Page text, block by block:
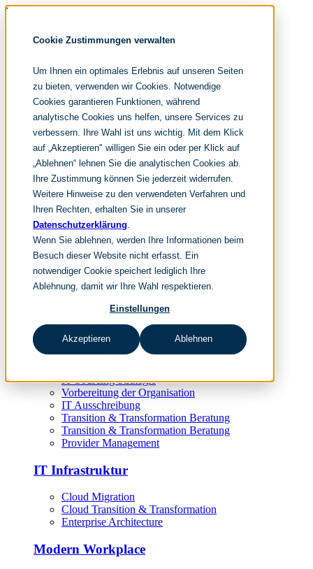
Cookie Zustimmungen verwalten
Um Ihnen ein optimales Erlebnis auf unseren Seiten
zu bieten, verwenden wir Cookies. Notwendige
Cookies garantieren Funktionen, während
analytische Cookies uns helfen, unsere Services zu
verbessern. Ihre Wahl ist uns wichtig. Mit dem Klick
auf „Akzeptieren" willigen Sie ein oder per Klick auf
„Ablehnen“ lehnen Sie die analytischen Cookies ab.
Ihre Zustimmung können Sie jederzeit widerrufen.
Weitere Hinweise zu den verwendeten Verfahren und
Ihren Rechten, erhalten Sie in unserer
Datenschutzerklärung.
Wenn Sie ablehnen, werden Ihre Informationen beim
Besuch dieser Website nicht erfasst. Ein
notwendiger Cookie speichert lediglich Ihre
Ablehnung, damit wir Ihre Wahl respektieren.
Einstellungen
Akzeptieren Ablehnen
Navigation überspringen
noventum
IT & Management Consulting
People & Culture
Navigation überspringen
Fokusthemen
IT Transformation
Künstliche Intelligenz
Merger und Acquisition
Effizienz und Wirtschaftlichkeit
IT-Modernisierung und Cloud
Leistungen
IT Strategy
KI-Strategie
Cloud Strategie
IT-Benchmarking
Target Operating Model
IT Sourcing
IT Sourcing Strategie
Vorbereitung der Organisation
IT Ausschreibung
Transition & Transformation Beratung
Transition & Transformation Beratung
Provider Management
IT Infrastruktur
Cloud Migration
Cloud Transition & Transformation
Enterprise Architecture
Modern Workplace